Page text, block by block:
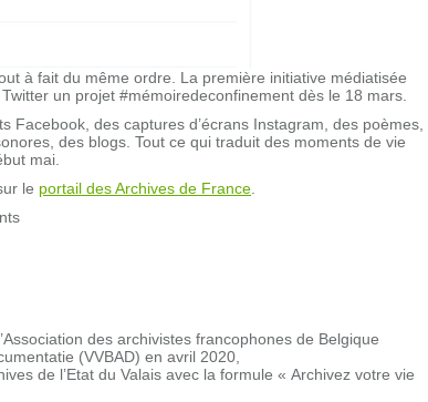
à fait du même ordre. La première initiative médiatisée
un projet #mémoiredeconfinement dès le 18 mars.
Facebook, des captures d’écrans Instagram, des poèmes,
des blogs. Tout ce qui traduit des moments de vie
mai.
le portail des Archives de France
des archivistes francophones de Belgique
(VVBAD) en avril 2020,
de l’Etat du Valais avec la formule « Archivez votre vie